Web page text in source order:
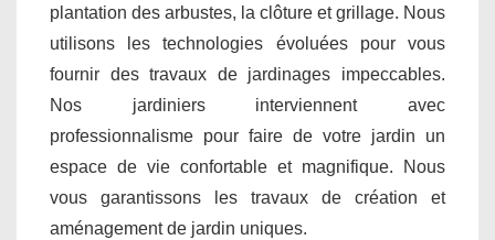
plantation des arbustes, la clôture et grillage. Nous
utilisons les technologies évoluées pour vous
fournir des travaux de jardinages impeccables.
Nos jardiniers interviennent avec
professionnalisme pour faire de votre jardin un
espace de vie confortable et magnifique. Nous
vous garantissons les travaux de création et
aménagement de jardin uniques.